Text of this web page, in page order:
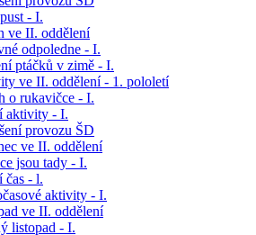
- I.
ve II. oddělení
odpoledne - I.
ptáčků v zimě - I.
ve II. oddělení - 1. pololetí
o rukavičce - I.
aktivity - I.
provozu ŠD
ve II. oddělení
jsou tady - I.
čas - l.
aktivity - I.
ve II. oddělení
listopad - I.